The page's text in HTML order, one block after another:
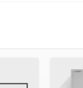
收